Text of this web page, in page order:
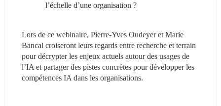
l’échelle d’une organisation ?
Lors de ce webinaire, Pierre-Yves Oudeyer et Marie
Bancal croiseront leurs regards entre recherche et terrain
pour décrypter les enjeux actuels autour des usages de
l’IA et partager des pistes concrètes pour développer les
compétences IA dans les organisations.